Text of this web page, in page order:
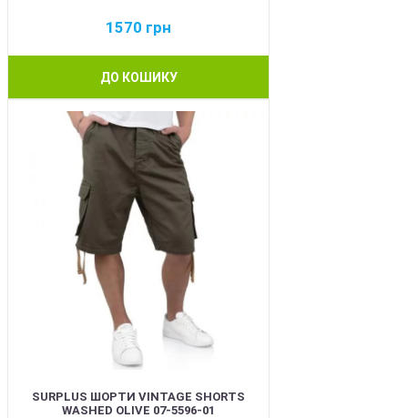
1570 грн
ДО КОШИКУ
SURPLUS ШОРТИ VINTAGE SHORTS
WASHED OLIVE 07-5596-01